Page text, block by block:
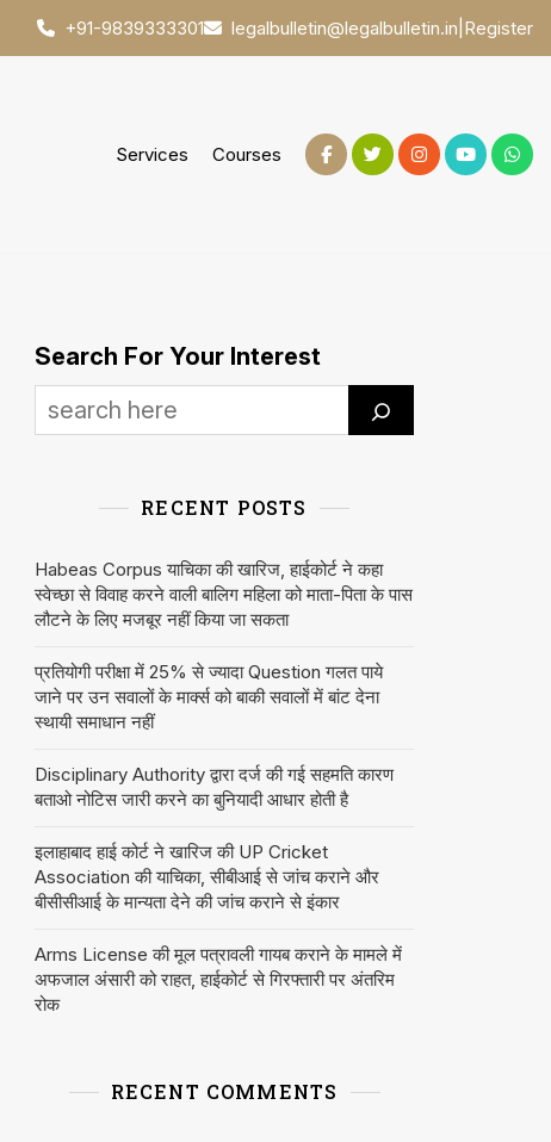
+91-9839333301 legalbulletin@legalbulletin.in Register
Services Courses
Search For Your Interest
RECENT POSTS
Habeas Corpus याचिका की खारिज, हाईकोर्ट ने कहा
स्वेच्छा से विवाह करने वाली बालिग महिला को माता-पिता के पास
लौटने के लिए मजबूर नहीं किया जा सकता
प्रतियोगी परीक्षा में 25% से ज्यादा Question गलत पाये
जाने पर उन सवालों के मार्क्स को बाकी सवालों में बांट देना
स्थायी समाधान नहीं
Disciplinary Authority द्वारा दर्ज की गई सहमति कारण
बताओ नोटिस जारी करने का बुनियादी आधार होती है
इलाहाबाद हाई कोर्ट ने खारिज की UP Cricket
Association की याचिका, सीबीआई से जांच कराने और
बीसीसीआई के मान्यता देने की जांच कराने से इंकार
Arms License की मूल पत्रावली गायब कराने के मामले में
अफजाल अंसारी को राहत, हाईकोर्ट से गिरफ्तारी पर अंतरिम
रोक
RECENT COMMENTS